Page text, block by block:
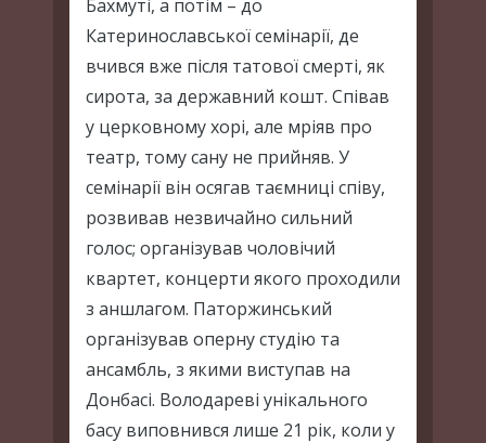
Бахмуті, а потім – до
Катеринославської семінарії, де
вчився вже після татової смерті, як
сирота, за державний кошт. Співав
у церковному хорі, але мріяв про
театр, тому сану не прийняв. У
семінарії він осягав таємниці співу,
розвивав незвичайно сильний
голос; організував чоловічий
квартет, концерти якого проходили
з аншлагом. Паторжинський
організував оперну студію та
ансамбль, з якими виступав на
Донбасі. Володареві унікального
басу виповнився лише 21 рік, коли у